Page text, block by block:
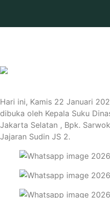
Hari ini, Kamis 22 Januari
dibuka oleh Kepala Suku
Jakarta Selatan , Bpk.
Jajaran Sudin JS 2.